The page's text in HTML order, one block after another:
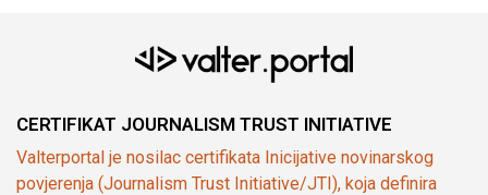
CERTIFIKAT JOURNALISM TRUST INITIATIVE
Valterportal je nosilac certifikata Inicijative novinarskog
povjerenja (Journalism Trust Initiative/JTI), koja definira